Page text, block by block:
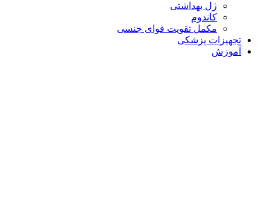
ژل بهداشتی
کاندوم
مکمل تقویت قوای جنسی
تجهیزات پزشکی
آموزش